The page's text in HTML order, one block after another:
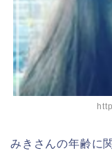
みきさんの年齢に